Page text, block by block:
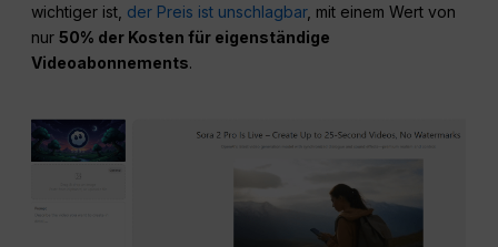
wichtiger ist, der Preis ist unschlagbar, mit einem Wert von
nur50% der Kosten für eigenständige
Videoabonnements.